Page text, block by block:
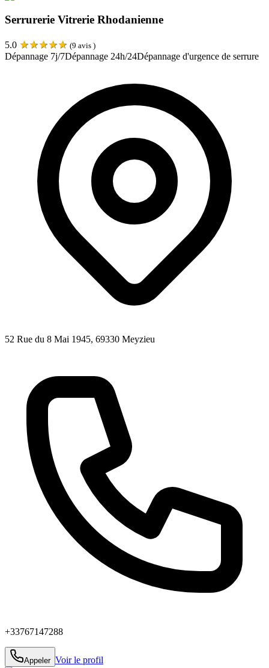
Serrurerie Vitrerie Rhodanienne
5.0 ★★★★★ (9 avis )
Dépannage 7j/7Dépannage 24h/24Dépannage d'urgence de serrure
52 Rue du 8 Mai 1945, 69330 Meyzieu
+33767147288
Appeler Voir le profil